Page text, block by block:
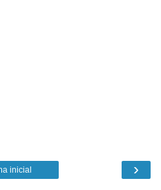
›
inicial